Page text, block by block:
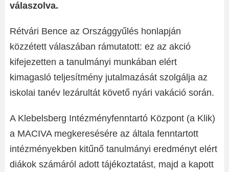
válaszolva.
Rétvári Bence az Országgyűlés honlapján
közzétett válaszában rámutatott: ez az akció
kifejezetten a tanulmányi munkában elért
kimagasló teljesítmény jutalmazását szolgálja az
iskolai tanév lezárultát követő nyári vakáció során.
A Klebelsberg Intézményfenntartó Központ (a Klik)
a MACIVA megkeresésére az általa fenntartott
intézményekben kitűnő tanulmányi eredményt elért
diákok számáról adott tájékoztatást, majd a kapott